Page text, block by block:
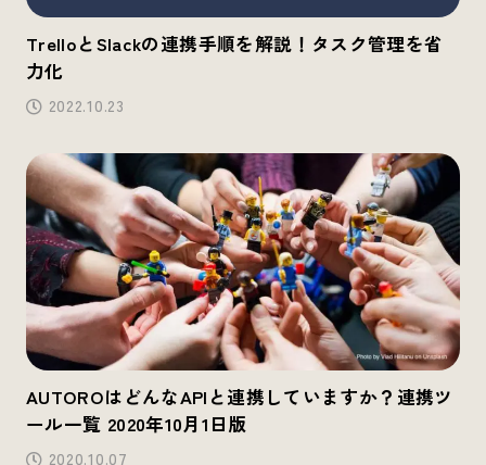
TrelloとSlackの連携手順を解説！タスク管理を省
力化
2022.10.23
AUTOROはどんなAPIと連携していますか？連携ツ
ール一覧 2020年10月1日版
2020.10.07